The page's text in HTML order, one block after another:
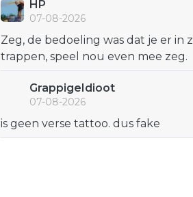
HP
07-08-2026
Zeg, de bedoeling was dat je er in
trappen, speel nou even mee zeg.
GrappigeIdioot
07-08-2026
is geen verse tattoo. dus fake